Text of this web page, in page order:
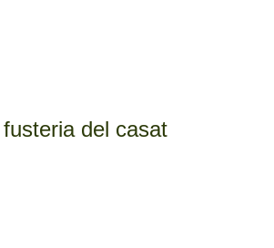
fusteria del casat